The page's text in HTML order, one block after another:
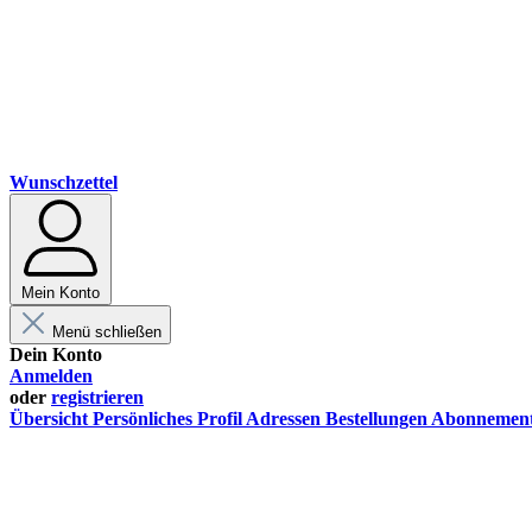
Wunschzettel
Mein Konto
Menü schließen
Dein Konto
Anmelden
oder registrieren
Übersicht Persönliches Profil Adressen Bestellungen